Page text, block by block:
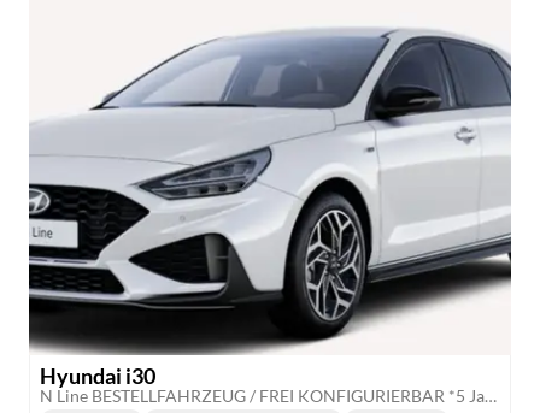
Hyundai i30
N Line BESTELLFAHRZEUG / FREI KONFIGURIERBAR *5 Jahre Garantie*